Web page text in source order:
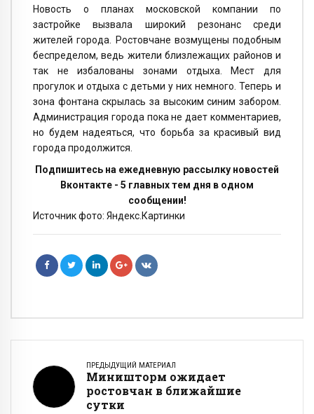
Новость о планах московской компании по
застройке вызвала широкий резонанс среди
жителей города. Ростовчане возмущены подобным
беспределом, ведь жители близлежащих районов и
так не избалованы зонами отдыха. Мест для
прогулок и отдыха с детьми у них немного. Теперь и
зона фонтана скрылась за высоким синим забором.
Администрация города пока не дает комментариев,
но будем надеяться, что борьба за красивый вид
города продолжится.
Подпишитесь на ежедневную рассылку новостей
Вконтакте - 5 главных тем дня в одном
сообщении!
Источник фото: Яндекс.Картинки
ПРЕДЫДУЩИЙ МАТЕРИАЛ
Миништорм ожидает
ростовчан в ближайшие
сутки